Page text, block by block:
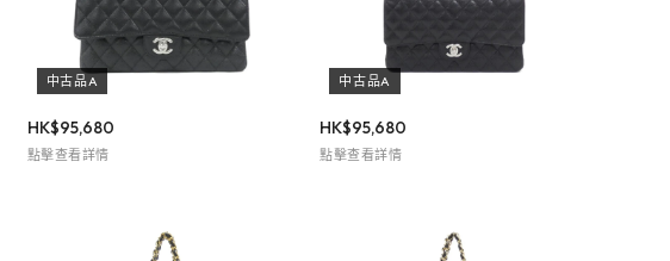
中古品A
HK$95,680
點擊查看詳情
中古品A
HK$95,680
點擊查看詳情